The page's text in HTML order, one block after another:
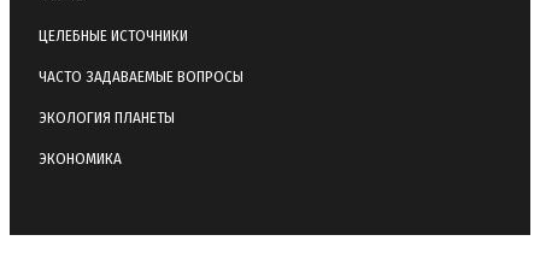
ЦЕЛЕБНЫЕ ИСТОЧНИКИ
ЧАСТО ЗАДАВАЕМЫЕ ВОПРОСЫ
ЭКОЛОГИЯ ПЛАНЕТЫ
ЭКОНОМИКА